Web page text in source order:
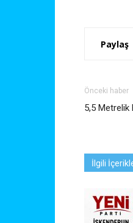
Paylaş
Önceki haber
5,5 Metrelik
İlgili